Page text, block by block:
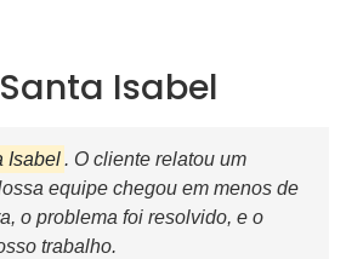
Isabel
Isabel . O cliente relatou um
equipe chegou em menos de
o problema foi resolvido, e o
trabalho.